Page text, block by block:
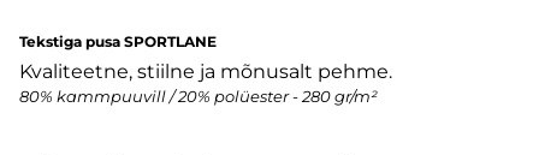
Tekstiga pusa SPORTLANE
Kvaliteetne, stiilne ja mõnusalt pehme.
80% kammpuuvill / 20% polüester - 280 gr/m²